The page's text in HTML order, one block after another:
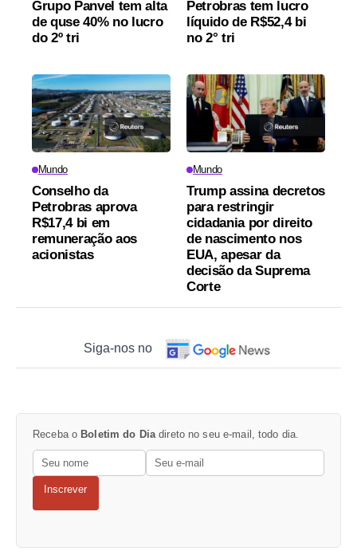
Grupo Panvel tem alta
de quse 40% no lucro
do 2º tri
Petrobras tem lucro
líquido de R$52,4 bi
no 2° tri
Mundo
Conselho da
Petrobras aprova
R$17,4 bi em
remuneração aos
acionistas
Mundo
Trump assina decretos
para restringir
cidadania por direito
de nascimento nos
EUA, apesar da
decisão da Suprema
Corte
Siga-nos no
Receba o Boletim do Diadireto no seu e-mail, todo dia.
Inscrever